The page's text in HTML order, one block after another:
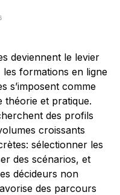
deviennent le levier
formations en ligne
s’imposent comme
théorie et pratique.
des profils
croissants
sélectionner les
des scénarios, et
décideurs non
des parcours